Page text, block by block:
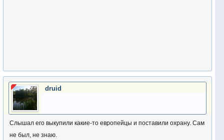
druid
Слышал его выкупили какие-то европейцы и поставили охрану. Сам
не был, не знаю.